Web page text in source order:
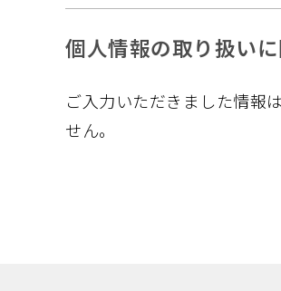
個人情報の取り扱い
ご入力いただきました情報
せん。